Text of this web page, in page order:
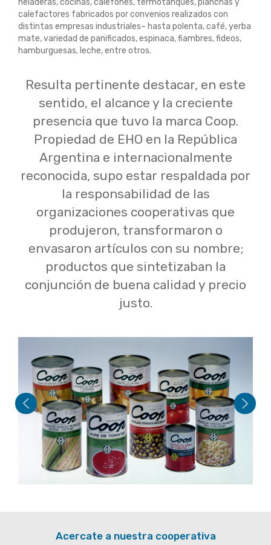
heladeras, cocinas, calefones, termotanques, planchas y
calefactores fabricados por convenios realizados con
distintas empresas industriales– hasta polenta, café, yerba
mate, variedad de panificados, espinaca, fiambres, fideos,
hamburguesas, leche, entre otros.
Resulta pertinente destacar, en este
sentido, el alcance y la creciente
presencia que tuvo la marca Coop.
Propiedad de EHO en la República
Argentina e internacionalmente
reconocida, supo estar respaldada por
la responsabilidad de las
organizaciones cooperativas que
produjeron, transformaron o
envasaron artículos con su nombre;
productos que sintetizaban la
conjunción de buena calidad y precio
justo.
Previous Next
Acercate a nuestra cooperativa